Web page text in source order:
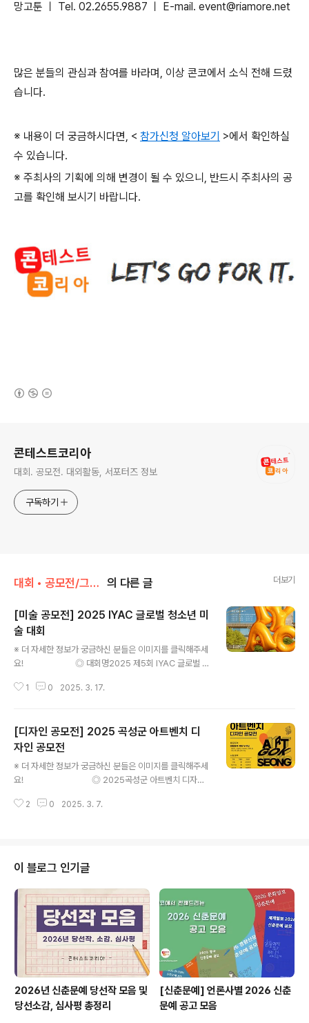
망고툰 ㅣ Tel. 02.2655.9887 ㅣ E-mail. event@riamore.net
많은 분들의 관심과 참여를 바라며, 이상 콘코에서 소식 전해 드렸
습니다.
※ 내용이 더 궁금하시다면, < 참가신청 알아보기 >에서 확인하실
수 있습니다.
※ 주최사의 기획에 의해 변경이 될 수 있으니 , 반드시 주최사의 공
고를 확인해 보시기 바랍니다.
콘테스트코리아
대회. 공모전. 대외활동, 서포터즈 정보
구독하기
대회 • 공모전/그림 • 미술 • 디자인 • 웹툰. 의 다른 글 더보기
[미술 공모전] 2025 IYAC 글로벌 청소년 미
술 대회
※ 더 자세한 정보가 궁금하신 분들은 이미지를 클릭해주세
요! ◎ 대회명2025 제5회 IYAC 글로벌 청
하 청소년 ◎ 접수기간얼리 버드 : 2025. 02. 03 (월) - 0
비용얼리버드 40,000원 / 레귤러 55,000원※ 동일 아이
디로 여러 작품 출품 가능 (1인 최대 출품 제한 없음) ◎ 심
사 결과 발표1차 - 2025년 06월 26일 / 최종 - 2025년
7월 22일 ◎ 참가 작품 부문그림 작품 (재료 제한 없음 /
1 0 2025. 3. 17.
[디자인 공모전] 2025 곡성군 아트벤치 디
자인 공모전
※ 더 자세한 정보가 궁금하신 분들은 이미지를 클릭해주세
요! ◎ 2025곡성군 아트벤치 디자인
을 따라 특색있는 아트벤치를 설치하여 쉬어갈 수 있는 공
민 누구나(일반인, 전공자, 디자이너, 업체 등)· 개인 및 단
체 응모 가능※ 단체의 경우 시상금 동일, 단체명 (구성원 이
름 병행 표기)으로 상장 수여※ 개인(단체)당 응모 수는 1편
으로 제한함 ◎ 응모일정· 공모기간 : 2025. 1. 6.(월) ~ 3.
31.(월) 18 : 00..
2 0 2025. 3. 7.
이 블로그 인기글
2026년 신춘문예 당선작 모음 및
당선소감, 심사평 총정리
[신춘문예] 언론사별 2026 신춘
문예 공고 모음